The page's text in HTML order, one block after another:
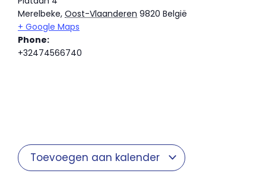
Merelbeke, Oost-Vlaanderen 9820 België
+ Google Maps
Phone:
+32474566740
Toevoegen aan kalender